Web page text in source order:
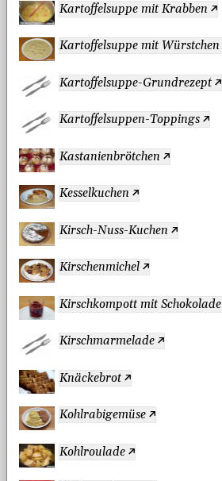
Kartoffelsuppe mit Krabben
Kartoffelsuppe mit Würstchen
Kartoffelsuppe-Grundrezept
Kartoffelsuppen-Toppings
Kastanienbrötchen
Kesselkuchen
Kirsch-Nuss-Kuchen
Kirschenmichel
Kirschkompott mit Schokolade
Kirschmarmelade
Knäckebrot
Kohlrabigemüse
Kohlroulade